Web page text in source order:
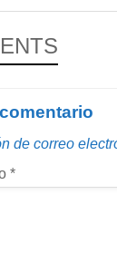
de correo
*